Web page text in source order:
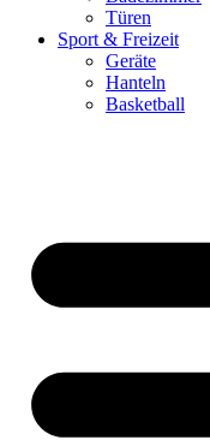
Türen
Sport & Freizeit
Geräte
Hanteln
Basketball